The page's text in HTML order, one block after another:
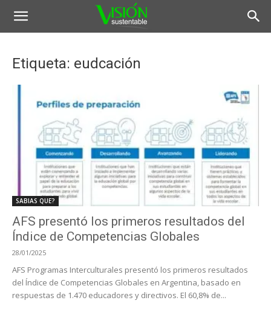
Etiqueta: eudcación
SABIAS QUE?
AFS presentó los primeros resultados del
Índice de Competencias Globales
28/01/2025
AFS Programas Interculturales presentó los primeros resultados
del Índice de Competencias Globales en Argentina, basado en
respuestas de 1.470 educadores y directivos. El 60,8% de...